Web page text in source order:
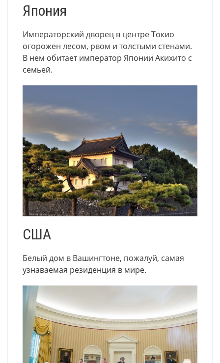
Япония
Императорский дворец в центре Токио
огорожен лесом, рвом и толстыми стенами.
В нем обитает император Японии Акихито с
семьей.
США
Белый дом в Вашингтоне, пожалуй, самая
узнаваемая резиденция в мире.